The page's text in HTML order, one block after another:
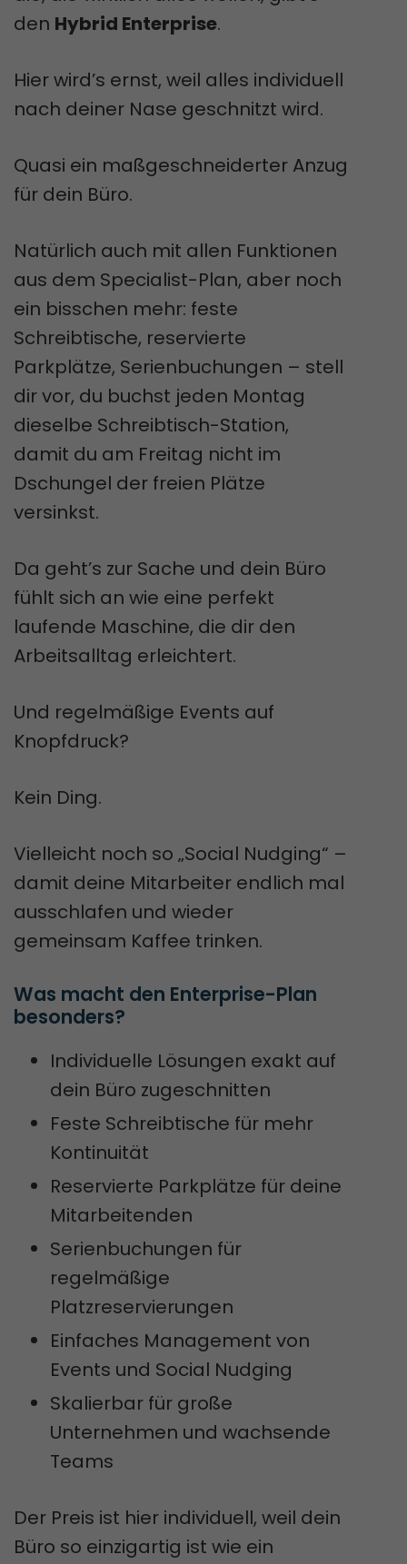
den Hybrid Enterprise.
Hier wird’s ernst, weil alles individuell
nach deiner Nase geschnitzt wird.
Quasi ein maßgeschneiderter Anzug
für dein Büro.
Natürlich auch mit allen Funktionen
aus dem Specialist-Plan, aber noch
ein bisschen mehr: feste
Schreibtische, reservierte
Parkplätze, Serienbuchungen – stell
dir vor, du buchst jeden Montag
dieselbe Schreibtisch-Station,
damit du am Freitag nicht im
Dschungel der freien Plätze
versinkst.
Da geht’s zur Sache und dein Büro
fühlt sich an wie eine perfekt
laufende Maschine, die dir den
Arbeitsalltag erleichtert.
Und regelmäßige Events auf
Knopfdruck?
Kein Ding.
Vielleicht noch so „Social Nudging“ –
damit deine Mitarbeiter endlich mal
ausschlafen und wieder
gemeinsam Kaffee trinken.
Was macht den Enterprise-Plan
besonders?
Individuelle Lösungen exakt auf
dein Büro zugeschnitten
Feste Schreibtische für mehr
Kontinuität
Reservierte Parkplätze für deine
Mitarbeitenden
Serienbuchungen für
regelmäßige
Platzreservierungen
Einfaches Management von
Events und Social Nudging
Skalierbar für große
Unternehmen und wachsende
Teams
Der Preis ist hier individuell, weil dein
Büro so einzigartig ist wie ein